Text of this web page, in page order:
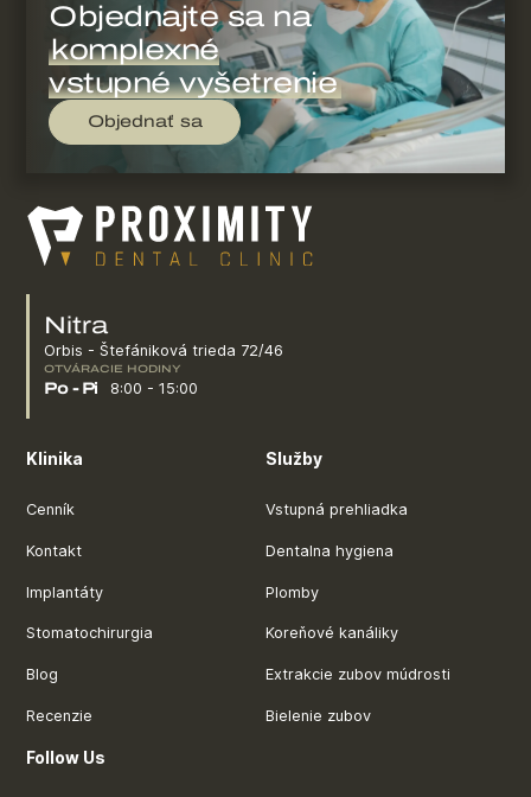
Objednajte sa na
komplexné
vstupné vyšetrenie
Objednať sa
Nitra
Orbis - Štefániková trieda 72/46
OTVÁRACIE HODINY
Po - Pi 8:00 - 15:00
Klinika
Cenník
Kontakt
Implantáty
Stomatochirurgia
Blog
Recenzie
Služby
Vstupná prehliadka
Dentalna hygiena
Plomby
Koreňové kanáliky
Extrakcie zubov múdrosti
Bielenie zubov
Follow Us